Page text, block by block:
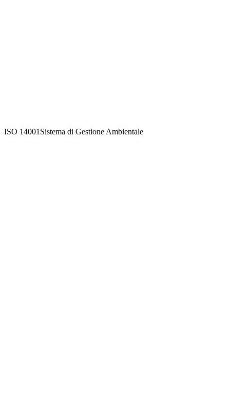
ISO 14001 Sistema di Gestione Ambientale